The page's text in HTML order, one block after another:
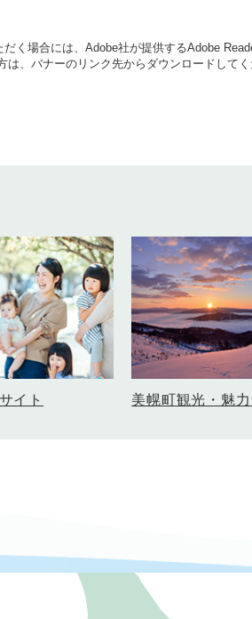
く場合には、Adobe社が提供するAdobe
は、バナーのリンク先からダウンロードしてく
イト 美幌町観光・魅力